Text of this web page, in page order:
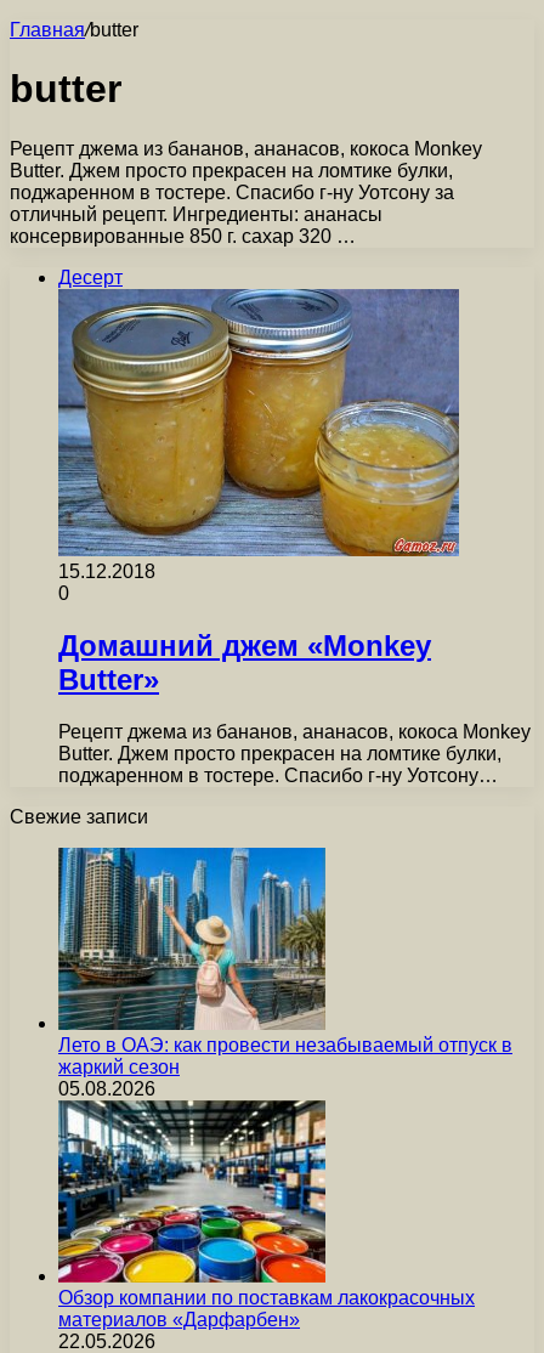
Главная/butter
butter
Рецепт джема из бананов, ананасов, кокоса Monkey
Butter. Джем просто прекрасен на ломтике булки,
поджаренном в тостере. Спасибо г-ну Уотсону за
отличный рецепт. Ингредиенты: ананасы
консервированные 850 г. сахар 320 …
Десерт
15.12.2018
0
Домашний джем «Monkey
Butter»
Рецепт джема из бананов, ананасов, кокоса Monkey
Butter. Джем просто прекрасен на ломтике булки,
поджаренном в тостере. Спасибо г-ну Уотсону…
Свежие записи
Лето в ОАЭ: как провести незабываемый отпуск в
жаркий сезон
05.08.2026
Обзор компании по поставкам лакокрасочных
материалов «Дарфарбен»
22.05.2026